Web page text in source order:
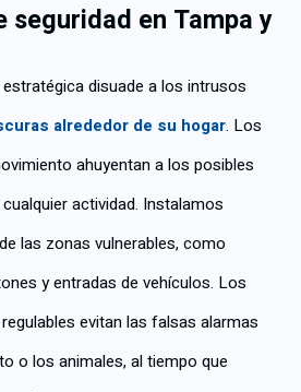
seguridad en Tampa y
disuade a los intrusos
alrededor de su hogar. Los
ahuyentan a los posibles
actividad. Instalamos
las zonas vulnerables, como
y entradas de vehículos. Los
evitan las falsas alarmas
o los animales, al tiempo que